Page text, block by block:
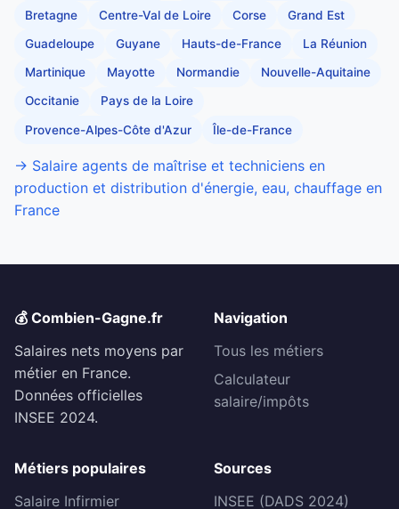
Bretagne Centre-Val de Loire Corse Grand Est
Guadeloupe Guyane Hauts-de-France La Réunion
Martinique Mayotte Normandie Nouvelle-Aquitaine
Occitanie Pays de la Loire
Provence-Alpes-Côte d'Azur Île-de-France
→ Salaire agents de maîtrise et techniciens en
production et distribution d'énergie, eau, chauffage en
France
💰 Combien-Gagne.fr
Salaires nets moyens par
métier en France.
Données officielles
INSEE 2024.
Navigation
Tous les métiers
Calculateur
salaire/impôts
Métiers populaires
Salaire Infirmier
Sources
INSEE (DADS 2024)